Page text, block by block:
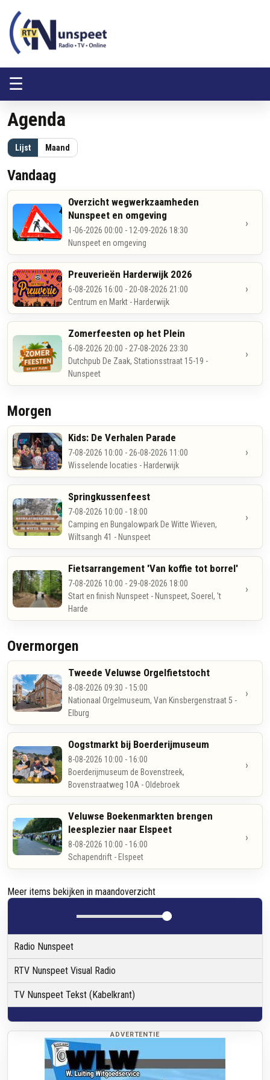
☰
Agenda
Lijst Maand
Vandaag
Overzicht wegwerkzaamheden
Nunspeet en omgeving
1-06-2026 00:00 - 12-09-2026 18:30
Nunspeet en omgeving
›
Preuverieën Harderwijk 2026
6-08-2026 16:00 - 20-08-2026 21:00
Centrum en Markt - Harderwijk
›
Zomerfeesten op het Plein
6-08-2026 20:00 - 27-08-2026 23:30
Dutchpub De Zaak, Stationsstraat 15-19 -
Nunspeet
›
Morgen
Kids: De Verhalen Parade
7-08-2026 10:00 - 26-08-2026 11:00
Wisselende locaties - Harderwijk
›
Springkussenfeest
7-08-2026 10:00 - 18:00
Camping en Bungalowpark De Witte Wieven,
Wiltsangh 41 - Nunspeet
›
Fietsarrangement 'Van koffie tot borrel'
7-08-2026 10:00 - 29-08-2026 18:00
Start en finish Nunspeet - Nunspeet, Soerel, 't
Harde
›
Overmorgen
Tweede Veluwse Orgelfietstocht
8-08-2026 09:30 - 15:00
Nationaal Orgelmuseum, Van Kinsbergenstraat 5 -
Elburg
›
Oogstmarkt bij Boerderijmuseum
8-08-2026 10:00 - 16:00
Boerderijmuseum de Bovenstreek,
Bovenstraatweg 10A - Oldebroek
›
Veluwse Boekenmarkten brengen
leesplezier naar Elspeet
8-08-2026 10:00 - 16:00
Schapendrift - Elspeet
›
Meer items bekijken in maandoverzicht
Radio Nunspeet
RTV Nunspeet Visual Radio
TV Nunspeet Tekst (Kabelkrant)
ADVERTENTIE